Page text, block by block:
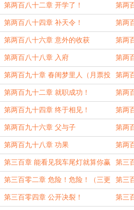
第两百八十二章 开学了！ 第两
第两百八十四章 补天令！ 第两
人！
第两百八十六章 意外的收获 第两
第两百八十八章 入府 第两
第两百九十章 春闺梦里人（月票投
满加更！）
第两
第两百九十二章 就职成功！ 第两
第两百九十四章 终于相见！ 第两
票！）
第两百九十六章 父与子 第两
第两百九十八章 功果 第两
第三百章 能看见我车尾灯就算你赢 第三
第三百零二章 危险！危险！（三更
求月票！）
第三
第三百零四章 公开决裂！ 第三